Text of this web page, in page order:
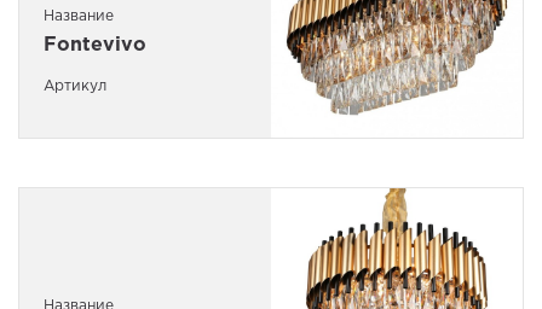
Название
Fontevivo
Артикул
Название